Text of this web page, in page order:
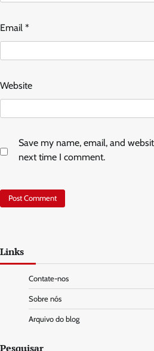
Email *
Website
Save my name, email, and
next time I comment.
Links
Contate-nos
Sobre nós
Arquivo do blog
Pesquisar